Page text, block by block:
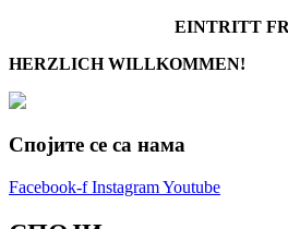
EINTRITT
HERZLICH WILLKOMMEN!
Спојите се са нама
Facebook-f InstagramYoutube